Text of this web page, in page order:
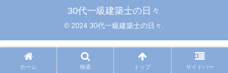
30代一級建築士の日々
© 2024 30代一級建築士の日々.
ホーム 検索 トップ サイドバー